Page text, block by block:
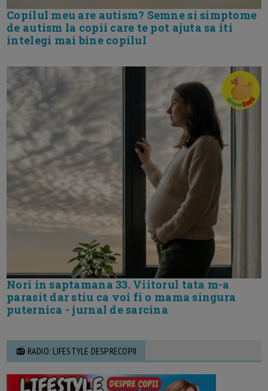
Copilul meu are autism? Semne si simptome
de autism la copii care te pot ajuta sa iti
intelegi mai bine copilul
Nori in saptamana 33. Viitorul tata m-a
parasit dar stiu ca voi fi o mama singura
puternica - jurnal de sarcina
📻 RADIO: LIFESTYLE DESPRECOPII